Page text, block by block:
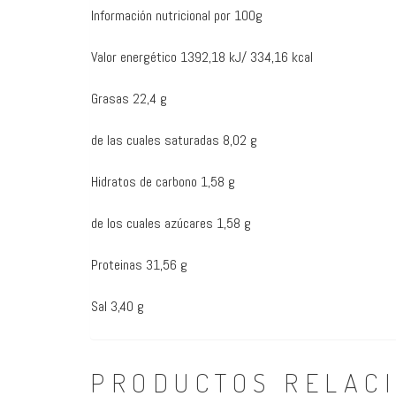
Información nutricional por 100g
Valor energético 1392,18 kJ/ 334,16 kcal
Grasas 22,4 g
de las cuales saturadas 8,02 g
Hidratos de carbono 1,58 g
de los cuales azúcares 1,58 g
Proteinas 31,56 g
Sal 3,40 g
PRODUCTOS